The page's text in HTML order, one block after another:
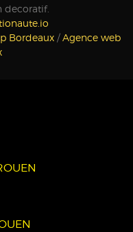
decoratif.
Bordeaux /Agence web